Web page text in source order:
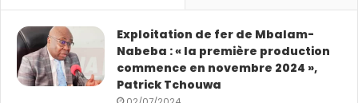
Exploitation de fer de Mbalam-
Nabeba : « la première production
commence en novembre 2024 »,
Patrick Tchouwa